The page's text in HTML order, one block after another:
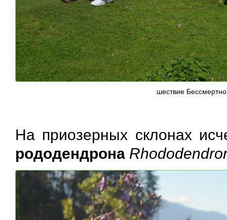
шествие
На приозерных склонах
рододендрона